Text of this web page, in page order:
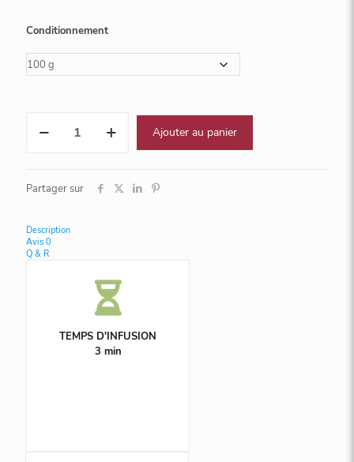
Conditionnement
Ajouter au panier
Partager sur
Description
Avis 0
Q & R
TEMPS D'INFUSION
3 min